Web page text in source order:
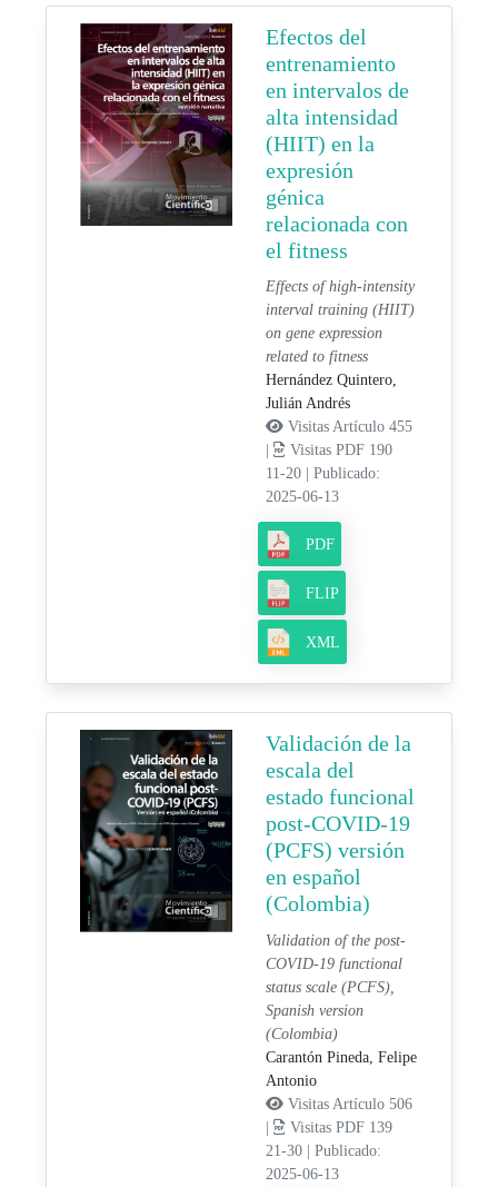
Efectos del
entrenamiento
en intervalos de
alta intensidad
(HIIT) en la
expresión
génica
relacionada con
el fitness
Effects of high-intensity
interval training (HIIT)
on gene expression
related to fitness
Hernández Quintero,
Julián Andrés
Visitas Artículo 455
Visitas PDF 190
11-20
Publicado:
2025-06-13
PDF
FLIP
XML
Validación de la
escala del
estado funcional
post-COVID-19
(PCFS) versión
en español
(Colombia)
Validation of the post-
COVID-19 functional
status scale (PCFS),
Spanish version
(Colombia)
Carantón Pineda, Felipe
Antonio
Visitas Artículo 506
|
Visitas PDF 139
21-30 | Publicado:
2025-06-13